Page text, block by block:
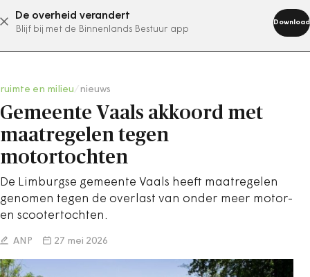
De overheid verandert
Blijf bij met de Binnenlands Bestuur app
Download
abonneer nu
ruimte en milieu nieuws
Gemeente Vaals akkoord met
maatregelen tegen
motortochten
De Limburgse gemeente Vaals heeft maatregelen
genomen tegen de overlast van onder meer motor-
en scootertochten.
ANP 27 mei 2026